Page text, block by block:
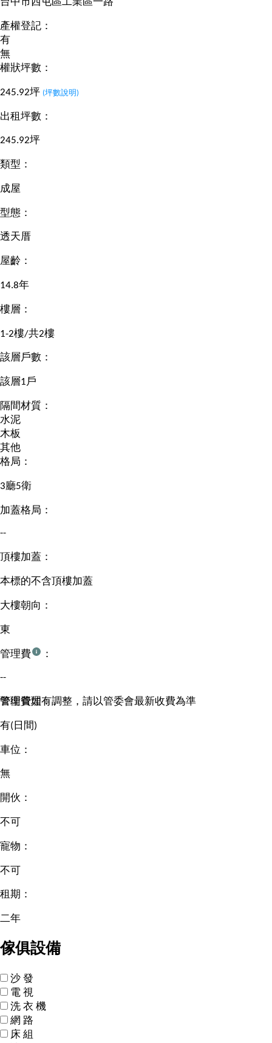
台中市西屯區工業區一路
產權登記：
有
無
權狀坪數：
245.92坪 (坪數說明)
出租坪數：
245.92坪
類型：
成屋
型態：
透天厝
屋齡：
14.8年
樓層：
1-2樓/共2樓
該層戶數：
該層1戶
隔間材質：
水泥
木板
其他
格局：
3廳5衛
加蓋格局：
--
頂樓加蓋：
本標的不含頂樓加蓋
大樓朝向：
東
管理費 ：
--
管理費如有調整，請以管委會最新收費為準
警衛管理：
有(日間)
車位：
無
開伙：
不可
寵物：
不可
租期：
二年
傢俱設備
沙 發
電 視
洗 衣 機
網 路
床 組